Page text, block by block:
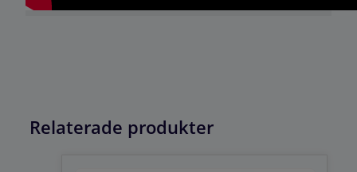
Relaterade produkter